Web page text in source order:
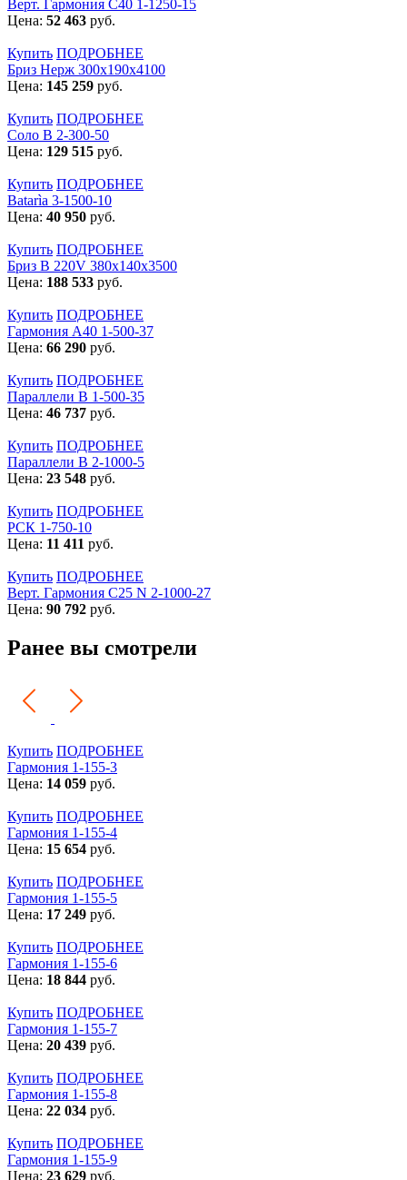
Верт. Гармония С40 1-1250-15
Цена: 52 463 руб.
Купить ПОДРОБНЕЕ
Бриз Нерж 300х190х4100
Цена: 145 259 руб.
Купить ПОДРОБНЕЕ
Соло В 2-300-50
Цена: 129 515 руб.
Купить ПОДРОБНЕЕ
Batarìa 3-1500-10
Цена: 40 950 руб.
Купить ПОДРОБНЕЕ
Бриз В 220V 380x140x3500
Цена: 188 533 руб.
Купить ПОДРОБНЕЕ
Гармония А40 1-500-37
Цена: 66 290 руб.
Купить ПОДРОБНЕЕ
Параллели В 1-500-35
Цена: 46 737 руб.
Купить ПОДРОБНЕЕ
Параллели В 2-1000-5
Цена: 23 548 руб.
Купить ПОДРОБНЕЕ
РСК 1-750-10
Цена: 11 411 руб.
Купить ПОДРОБНЕЕ
Верт. Гармония С25 N 2-1000-27
Цена: 90 792 руб.
Ранее вы смотрели
Купить ПОДРОБНЕЕ
Гармония 1-155-3
Цена: 14 059 руб.
Купить ПОДРОБНЕЕ
Гармония 1-155-4
Цена: 15 654 руб.
Купить ПОДРОБНЕЕ
Гармония 1-155-5
Цена: 17 249 руб.
Купить ПОДРОБНЕЕ
Гармония 1-155-6
Цена: 18 844 руб.
Купить ПОДРОБНЕЕ
Гармония 1-155-7
Цена: 20 439 руб.
Купить ПОДРОБНЕЕ
Гармония 1-155-8
Цена: 22 034 руб.
Купить ПОДРОБНЕЕ
Гармония 1-155-9
Цена: 23 629 руб.